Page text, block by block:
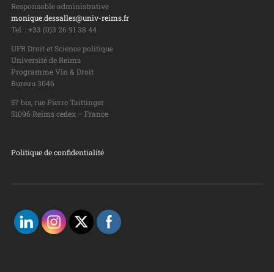
Responsable administrative
monique.dessalles@univ-reims.fr
Tel. : +33 (0)3 26 91 38 44
UFR Droit et Science politique
Université de Reims
Programme Vin & Droit
Bureau 3046
57 bis, rue Pierre Taittinger
51096 Reims cedex – France
Politique de confidentialité